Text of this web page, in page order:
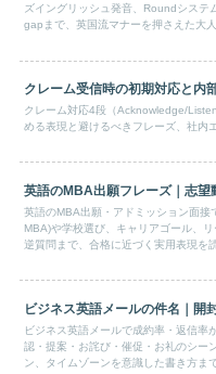
ズイングリッシュ発音、Roundシステ
gapまで、英国流マナーを押さえた大
クレーム受信時の初期対応と内
クレーム対応4段（Acknowledge/
める表現と避けるべきフレーズ、社内
英語のMBA出願フレーズ｜志望
英語のMBA出願・アドミッション面
MBA)や学校選び、キャリアゴール、
逆質問まで、合格に近づく実用表現を
ビジネス英語メールの件名｜開
ビジネス英語メールで成約率・返信率
認・提案・お詫び・催促・お礼のシー
ン、タイムゾーンを意識した書き方ま